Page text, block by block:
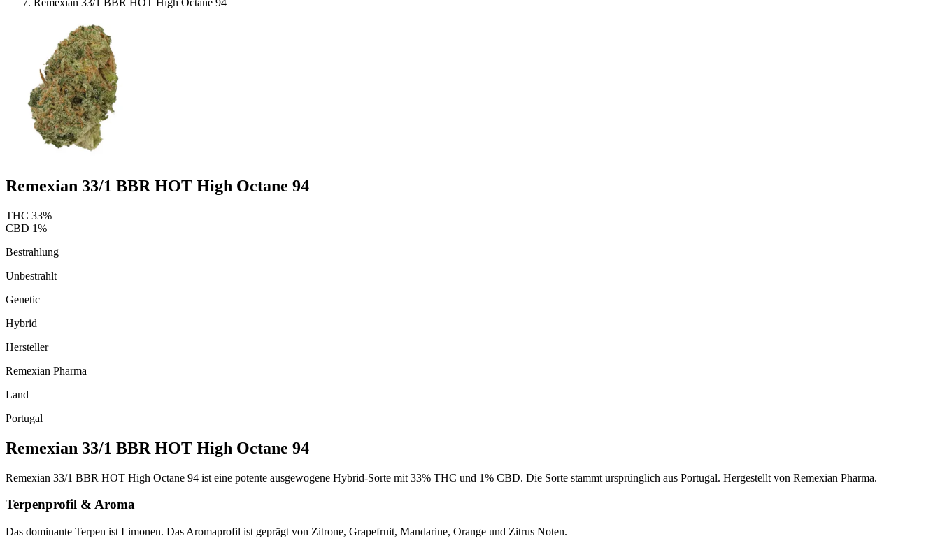
Remexian 33/1 BBR HOT High Octane 94
Remexian 33/1 BBR HOT High Octane 94
THC 33%
CBD 1%
Bestrahlung
Unbestrahlt
Genetic
Hybrid
Hersteller
Remexian Pharma
Land
Portugal
Remexian 33/1 BBR HOT High Octane 94
Remexian 33/1 BBR HOT High Octane 94 ist eine potente ausgewogene Hybrid-Sorte mit 33% THC und 1% CBD. Die Sorte stammt ursprünglich aus Portugal. Hergestellt von Remexian Pharma.
Terpenprofil & Aroma
Das dominante Terpen ist Limonen. Das Aromaprofil ist geprägt von Zitrone, Grapefruit, Mandarine, Orange und Zitrus Noten.